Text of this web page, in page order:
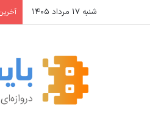
شنبه ۱۷ مرداد ۱۴۰۵